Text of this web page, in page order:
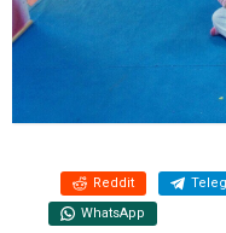
Reddit
WhatsApp